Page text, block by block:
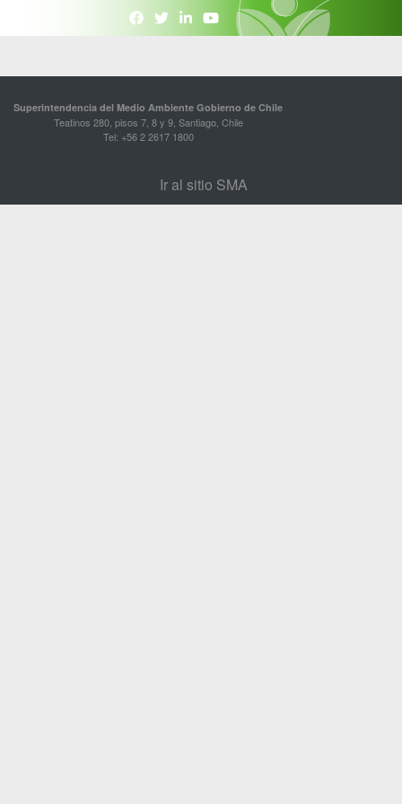
Superintendencia del Medio Ambiente Gobierno de Chile
Teatinos 280, pisos 7, 8 y 9, Santiago, Chile
Tel: +56 2 2617 1800
Ir al sitio SMA